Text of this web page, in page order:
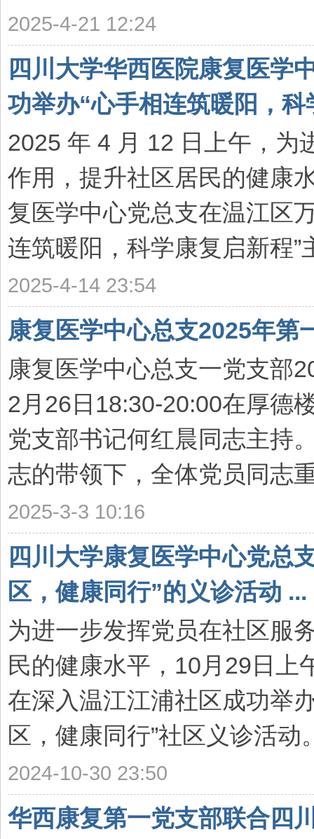
2025-4-21 12:24
四川大学华西医院康复医学
功举办“心手相连筑暖阳，
2025 年 4 月 12 日上午，为
作用，提升社区居民的健康
复医学中心党总支在温江区
连筑暖阳，科学康复启新程
2025-4-14 23:54
康复医学中心总支2025年第
康复医学中心总支一党支部
2月26日18:30-20:00在厚德
党支部书记何红晨同志主持
志的带领下，全体党员同志
2025-3-3 10:16
四川大学康复医学中心党总
区，健康同行”的义诊活动 ...
为进一步发挥党员在社区服
民的健康水平，10月29日上
在深入温江江浦社区成功举
区，健康同行”社区义诊活动
2024-10-30 23:50
华西康复第一党支部联合四